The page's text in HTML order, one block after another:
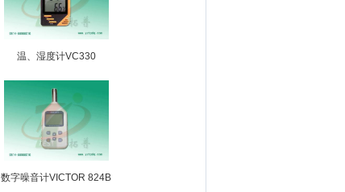
温、湿度计VC330
数字噪音计VICTOR 824B